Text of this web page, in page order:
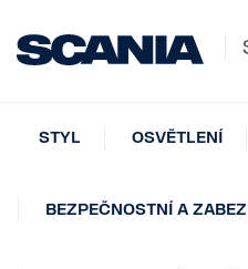
STYL OSVĚTLENÍ
BEZPEČNOSTNÍ A